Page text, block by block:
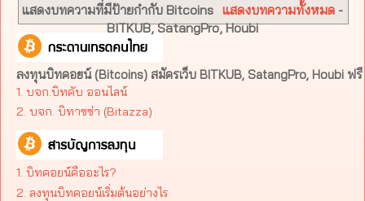
แสดงบทความที่มีป้ายกำกับ Bitcoins แสดงบทความทั้งหมด-
BITKUB, SatangPro, Houbi
ลงทุนบิทคอยน์ (Bitcoins) สมัครเว็บ BITKUB, SatangPro, Houbi ฟรี
1. บจก.บิทคับ ออนไลน์
2. บจก. บิทาซซ่า (Bitazza)​
1. บิทคอยน์คืออะไร?
2. ลงทุนบิทคอยน์เริ่มต้นอย่างไร